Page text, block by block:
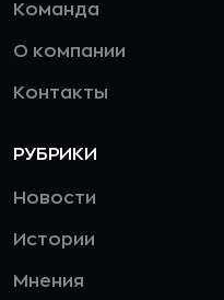
Команда
О компании
Контакты
РУБРИКИ
Новости
Истории
Мнения